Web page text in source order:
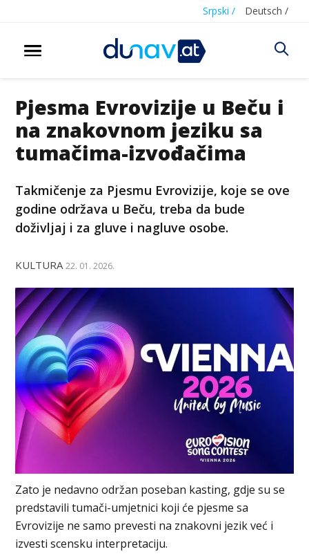
Srpski / Deutsch /
Pjesma Evrovizije u Beču i
na znakovnom jeziku sa
tumačima-izvođačima
Takmičenje za Pjesmu Evrovizije, koje se ove
godine održava u Beču, treba da bude
doživljaj i za gluve i nagluve osobe.
KULTURA 22. 01. 2026.
Zato je nedavno održan poseban kasting, gdje su se
predstavili tumači-umjetnici koji će pjesme sa
Evrovizije ne samo prevesti na znakovni jezik već i
izvesti scensku interpretaciju.